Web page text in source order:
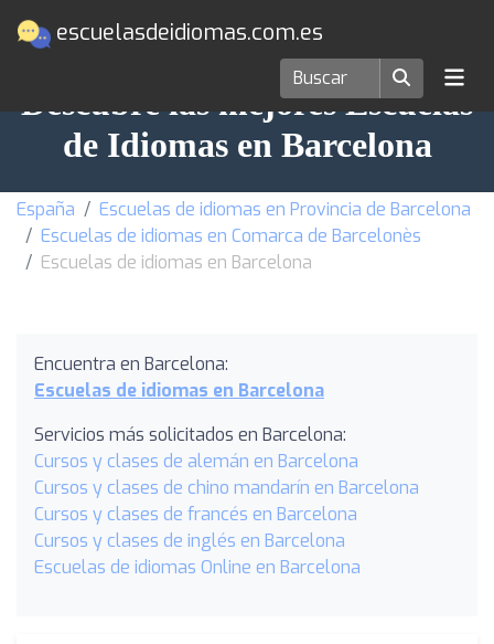
escuelasdeidiomas.com.es
Descubre las mejores Escuelas
de Idiomas en Barcelona
España
Escuelas de idiomas en Provincia de Barcelona
Escuelas de idiomas en Comarca de Barcelonès
Escuelas de idiomas en Barcelona
Encuentra en Barcelona:
Escuelas de idiomas en Barcelona
Servicios más solicitados en Barcelona:
Cursos y clases de alemán en Barcelona
Cursos y clases de chino mandarín en Barcelona
Cursos y clases de francés en Barcelona
Cursos y clases de inglés en Barcelona
Escuelas de idiomas Online en Barcelona